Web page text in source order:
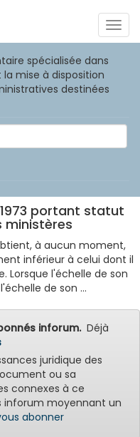
spécialisée dans
mise à disposition
destinées
portant statut
ministères
à aucun moment,
inférieur à celui dont il
Lorsque l'échelle de son
de son ...
inforum.Déjà
juridique des
ou sa
connexes à ce
moyennant un
abonner